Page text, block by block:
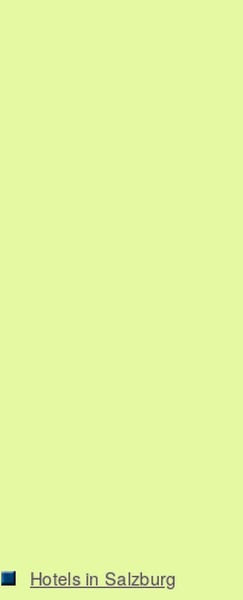
Hotels in Salzburg